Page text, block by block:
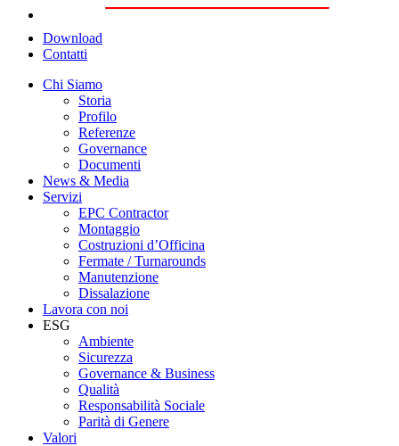
Download
Contatti
Chi Siamo
Storia
Profilo
Referenze
Governance
Documenti
News & Media
Servizi
EPC Contractor
Montaggio
Costruzioni d’Officina
Fermate / Turnarounds
Manutenzione
Dissalazione
Lavora con noi
ESG
Ambiente
Sicurezza
Governance & Business
Qualità
Responsabilità Sociale
Parità di Genere
Valori